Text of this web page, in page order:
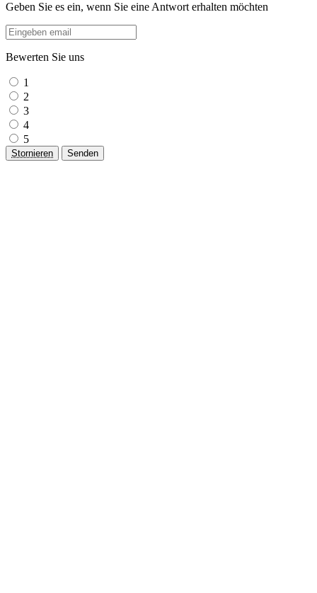
Geben Sie es ein, wenn Sie eine Antwort erhalten möchten
Bewerten Sie uns
1
2
3
4
5
Stornieren Senden